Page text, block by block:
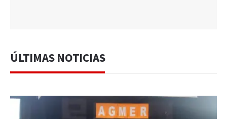
ÚLTIMAS NOTICIAS